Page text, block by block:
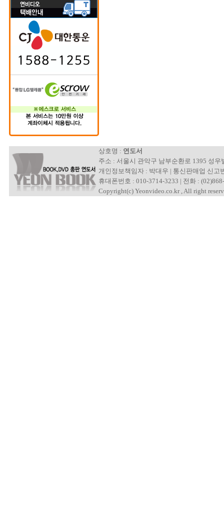
상호명 : 연도서
주소 : 서울시 관악구 남부순환로 1395 성우
개인정보책임자 : 박대우 | 통신판매업 신고
휴대폰번호 : 010-3714-3233 | 전화 :
Copyright(c) Yeonvideo.co.kr , All right